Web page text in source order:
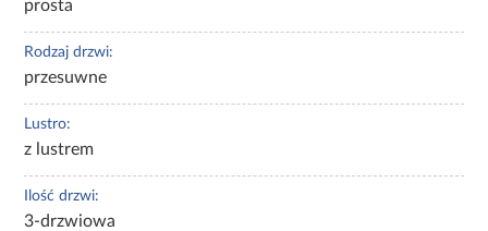
prosta
Rodzaj drzwi:
przesuwne
Lustro:
z lustrem
Ilość drzwi:
3-drzwiowa